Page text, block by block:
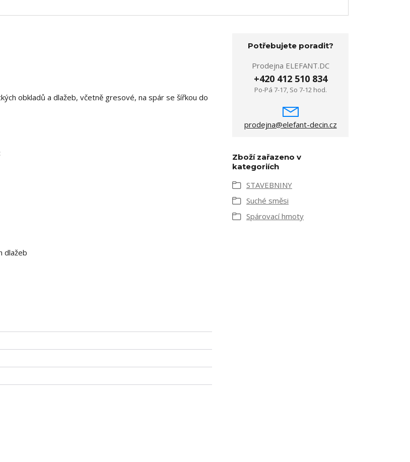
obkladů a dlažeb, včetně gresové, na spár se šířkou do
dlažeb
Potřebujete poradit?
Prodejna ELEFANT.DC
+420 412 510 834
Po-Pá 7-17, So 7-12 hod.
prodejna@elefant-decin.cz
Zboží zařazeno v
kategoriích
STAVEBNINY
Suché směsi
Spárovací hmoty